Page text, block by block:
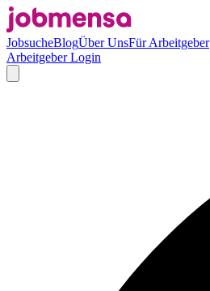
JobsucheBlogÜber UnsFür Arbeitgeber
Arbeitgeber Login